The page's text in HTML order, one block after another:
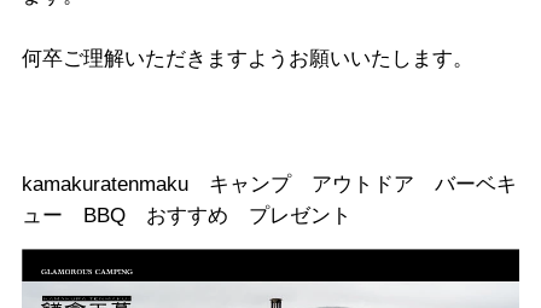
何卒ご理解いただきますようお願いいたします。
kamakuratenmaku キャンプ アウトドア バーベキ
ュー BBQ おすすめ プレゼント